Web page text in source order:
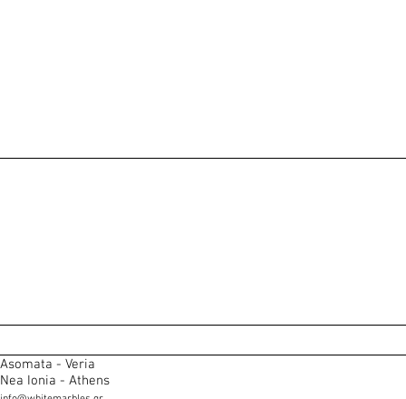
Asomata - Veria
Nea Ionia - Athens